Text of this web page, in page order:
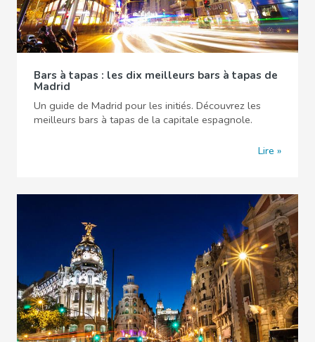
Bars à tapas : les dix meilleurs bars à tapas de
Madrid
Un guide de Madrid pour les initiés. Découvrez les
meilleurs bars à tapas de la capitale espagnole.
Lire